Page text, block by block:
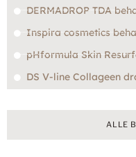
DERMADROP TDA
Inspira cosmetics
pHformula Skin
DS V-line Collageen
ALLE